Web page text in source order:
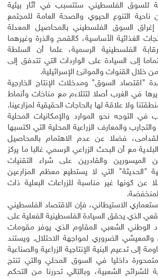
للسوق الفلسطيني ستتسبب في آثار بيئية
التنوع الحيوي والصحة العامة للمجتمع
السوق الفلسطيني بالمحاصيل المعدلة
الغذائية الأساسية، كالقمح والذرة وغيرهما
الفلسطينية الرسمية، علما أن السلطة
إلى السيادة على الواردات التي تتدفق إلى
خلال القنوات والموانئ الإسرائيلية.
"اقتصاد السوق" ومدخلات الإنتاج الخارجية
في الغرب أصلا لتتلاءم مع مناخات وأنماط
ولا علاقة لها بالحاجات الحقيقية لمزارعينا.
في التوجه نحو الموارد والإمكانيات المحلية
والمعارف الزراعية المحلية التي اكتسبها
فضلا عن عدم الاهتمام بالمحاصيل
مع أن البحث الزراعي الرسمي غالبا ما يركز
الميسورين والقادرين على شراء التقنيات
"الحديثة" التي لا يستطيع معظم المزارعين
عن كونها غير مناسبة للزراعات البعلية ذات
الاستيطاني، فإن الاقتصاد الفلسطيني
الذي يحقق السيادة الفلسطينية الفعلية على
الوطني الشعبي المقاوم الذي يوفر مقومات
الضروري لمواجهة الاحتلال. ويستند
إلى تدعيم البنية الإنتاجية الزراعية والصناعية
داخليا في السوق المحلي والتي تنتج
للشرائح الشعبية، وبالتالي تحررنا من التحكم